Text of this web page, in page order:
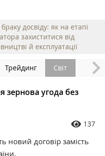
досвіду: як на етапі
захиститися від
й експлуатації
Трейдинг Світ
зернова угода без
137
новий договір замість